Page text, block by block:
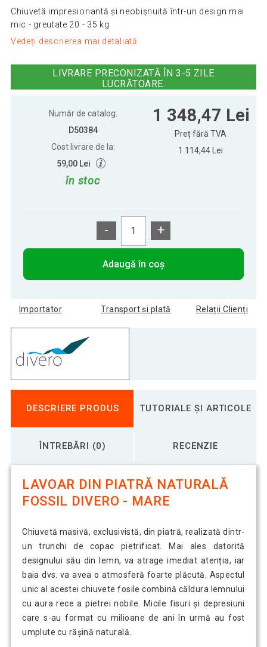
Chiuvetă impresionantă și neobișnuită într-un design mai
mic - greutate 20 - 35 kg
Vedeți descrierea mai detaliată
LIVRARE PRECONIZATĂ ÎN 3-5 ZILE
LUCRĂTOARE.
Număr de catalog:
D50384
Cost livrare de la:
59,00 Lei
în stoc
1 348,47 Lei
Preț fără TVA
1 114,44 Lei
- +
Adaugă în coș
Importator Transport și plată Relații Clienți
DESCRIERE PRODUS TUTORIALE ȘI ARTICOLE
ÎNTREBĂRI (0) RECENZIE
LAVOAR DIN PIATRĂ NATURALĂ
FOSSIL DIVERO - MARE
Chiuvetă masivă, exclusivistă, din piatră, realizată dintr-
un trunchi de copac pietrificat. Mai ales datorită
designului său din lemn, va atrage imediat atenția, iar
baia dvs. va avea o atmosferă foarte plăcută. Aspectul
unic al acestei chiuvete fosile combină căldura lemnului
cu aura rece a pietrei nobile. Micile fisuri și depresiuni
care s-au format cu milioane de ani în urmă au fost
umplute cu rășină naturală.